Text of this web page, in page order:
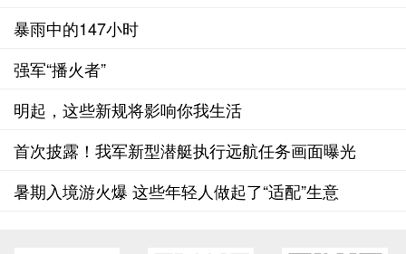
实施中国青年科技创新行动
暴雨中的147小时
强军“播火者”
明起，这些新规将影响你我生活
首次披露！我军新型潜艇执行远航任务画面曝光
暑期入境游火爆 这些年轻人做起了“适配”生意